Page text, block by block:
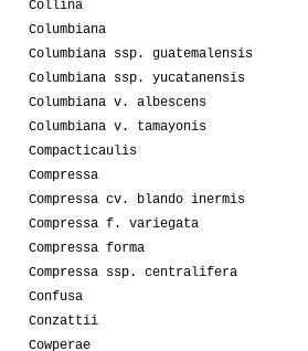
Collina
Columbiana
Columbiana ssp. guatemalensis
Columbiana ssp. yucatanensis
Columbiana v. albescens
Columbiana v. tamayonis
Compacticaulis
Compressa
Compressa cv. blando inermis
Compressa f. variegata
Compressa forma
Compressa ssp. centralifera
Confusa
Conzattii
Cowperae